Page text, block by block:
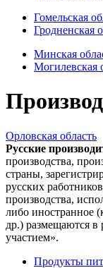
Гомельская
Гродненская
Минская
Могилевская
Орловская область
Русские
производства,
страны,
русских
производства,
либо иностранное
др.) размещаются в
участием».
Продукты